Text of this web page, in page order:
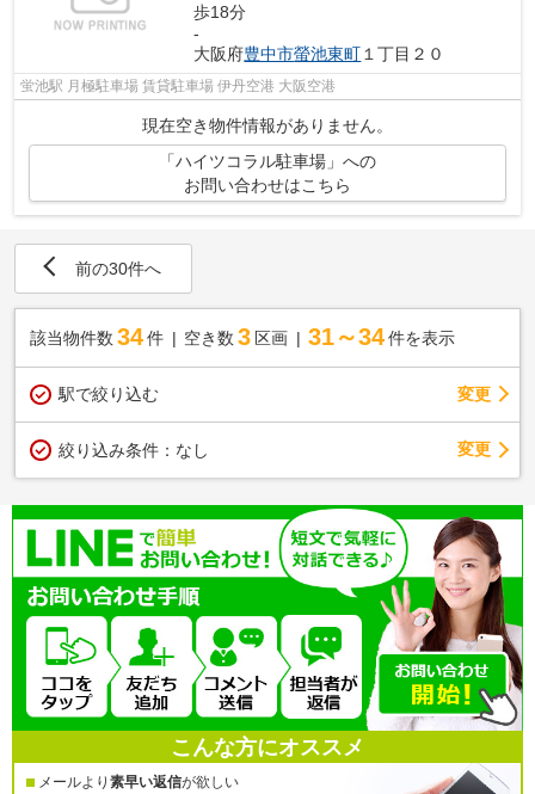
歩18分
-
大阪府豊中市螢池東町 １丁目２０
蛍池駅 月極駐車場 賃貸駐車場 伊丹空港 大阪空港
現在空き物件情報がありません。
「ハイツコラル駐車場」への
お問い合わせはこちら
前の30件へ
該当物件数 34件 空き数 3 区画 31～34 件を表示
駅で絞り込む 変更
絞り込み条件： なし 変更
こんな方にオススメ
メールより 素早い返信が欲しい